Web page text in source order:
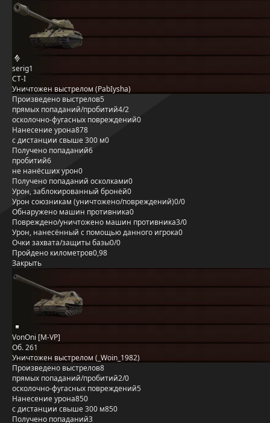
serig1
СТ-I
Уничтожен выстрелом (PabIysha)
Произведено выстрелов5
прямых попаданий/пробитий4/2
осколочно-фугасных повреждений0
Нанесение урона878
с дистанции свыше 300 м0
Получено попаданий6
пробитий6
не нанёсших урон0
Получено попаданий осколками0
Урон, заблокированный бронёй0
Урон союзникам (уничтожено/повреждений)0/0
Обнаружено машин противника0
Повреждено/уничтожено машин противника3/0
Урон, нанесённый с помощью данного игрока0
Очки захвата/защиты базы0/0
Пройдено километров0,98
Закрыть
VonOni [M-VP]
Об. 261
Уничтожен выстрелом (_Woin_1982)
Произведено выстрелов8
прямых попаданий/пробитий2/0
осколочно-фугасных повреждений5
Нанесение урона850
с дистанции свыше 300 м850
Получено попаданий3